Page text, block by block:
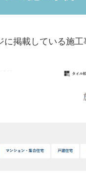
掲載している施工